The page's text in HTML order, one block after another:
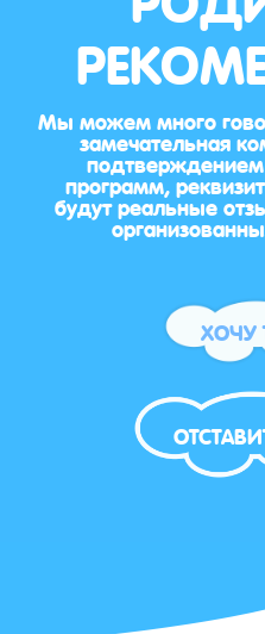
Мы можем много
замечательная
программ,
будут реальные
ХОЧУ